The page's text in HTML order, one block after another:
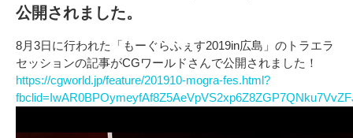
公開されました。
8月3日に行われた「もーぐらふぇす2019in広島」のトラエラ
セッションの記事がCGワールドさんで公開されました！
https://cgworld.jp/feature/201910-mogra-fes.html?